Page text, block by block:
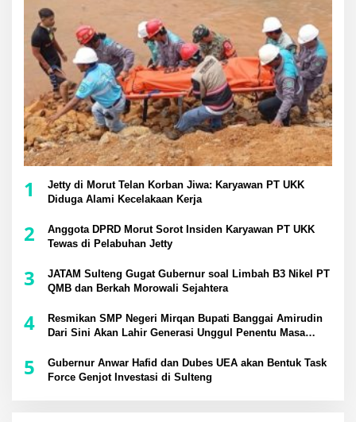
1
Jetty di Morut Telan Korban Jiwa: Karyawan PT UKK
Diduga Alami Kecelakaan Kerja
2
Anggota DPRD Morut Sorot Insiden Karyawan PT UKK
Tewas di Pelabuhan Jetty
3
JATAM Sulteng Gugat Gubernur soal Limbah B3 Nikel PT
QMB dan Berkah Morowali Sejahtera
4
Resmikan SMP Negeri Mirqan Bupati Banggai Amirudin
Dari Sini Akan Lahir Generasi Unggul Penentu Masa
5
Gubernur Anwar Hafid dan Dubes UEA akan Bentuk Task
Force Genjot Investasi di Sulteng